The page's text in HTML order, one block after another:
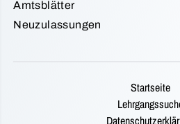
Amtsblätter
Neuzulassungen
Startseite